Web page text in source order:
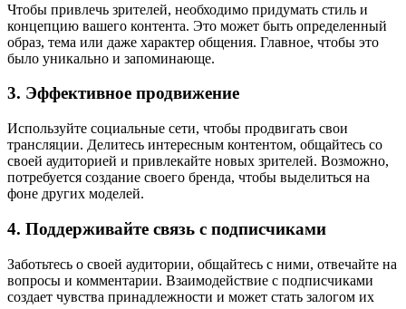
Чтобы привлечь зрителей, необходимо придумать стиль и
концепцию вашего контента. Это может быть определенный
образ, тема или даже характер общения. Главное, чтобы это
было уникально и запоминающе.
3. Эффективное продвижение
Используйте социальные сети, чтобы продвигать свои
трансляции. Делитесь интересным контентом, общайтесь со
своей аудиторией и привлекайте новых зрителей. Возможно,
потребуется создание своего бренда, чтобы выделиться на
фоне других моделей.
4. Поддерживайте связь с подписчиками
Заботьтесь о своей аудитории, общайтесь с ними, отвечайте на
вопросы и комментарии. Взаимодействие с подписчиками
создает чувства принадлежности и может стать залогом их